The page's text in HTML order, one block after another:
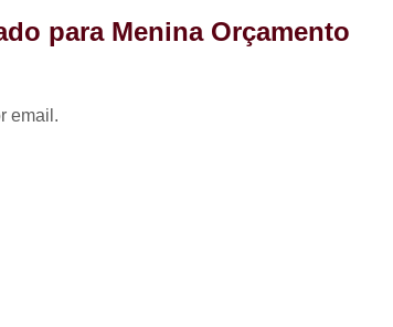
Kit Festa de
Kit Festa de
Kit Festa de Aniversário
para Menina Orçamento
email.